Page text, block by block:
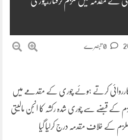
کارروائی کرتے ہوئے چوری کے مقدمے میں
کے قبضے سے چوری شدہ رکشہ کا انجن مالیتی